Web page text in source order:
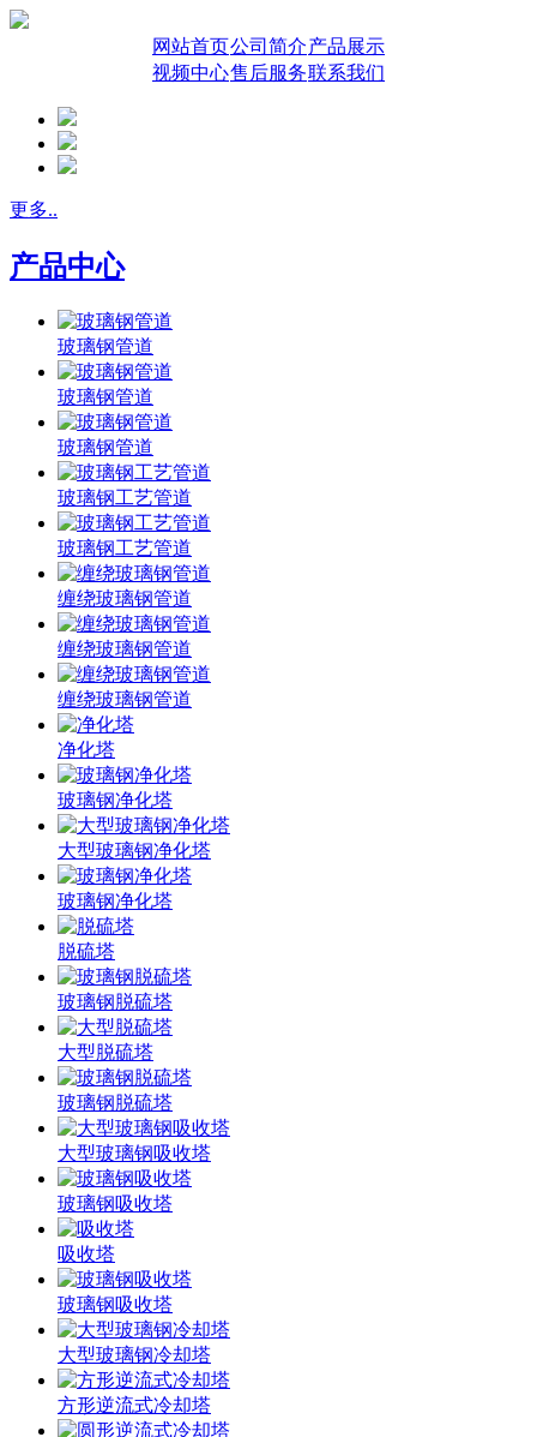
网站首页公司简介产品展示
视频中心售后服务联系我们
更多..
产品中心
玻璃钢管道
玻璃钢管道
玻璃钢管道
玻璃钢工艺管道
玻璃钢工艺管道
缠绕玻璃钢管道
缠绕玻璃钢管道
缠绕玻璃钢管道
净化塔
玻璃钢净化塔
大型玻璃钢净化塔
玻璃钢净化塔
脱硫塔
玻璃钢脱硫塔
大型脱硫塔
玻璃钢脱硫塔
大型玻璃钢吸收塔
玻璃钢吸收塔
吸收塔
玻璃钢吸收塔
大型玻璃钢冷却塔
方形逆流式冷却塔